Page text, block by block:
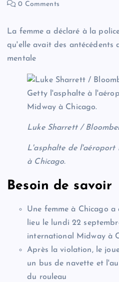
0 Comments
La femme a déclaré à la
qu'elle avait des antécédents
mentale
Luke Sharrett /
L'asphalte de l'aéroport
à Chicago.
Besoin de savoir
Une femme à Chicago
lieu le lundi 22
international Midway à
Après la violation, le
un bus de navette et
du rouleau